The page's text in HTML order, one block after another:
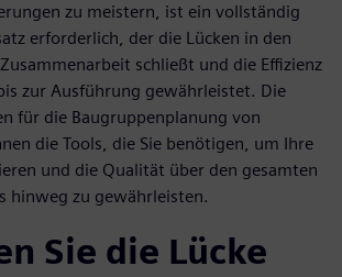
zu meistern, ist ein vollständig
erforderlich, der die Lücken in den
schließt und die Effizienz
zur Ausführung gewährleistet. Die
für die Baugruppenplanung von
die Tools, die Sie benötigen, um Ihre
und die Qualität über den gesamten
hinweg zu gewährleisten.
Sie die Lücke